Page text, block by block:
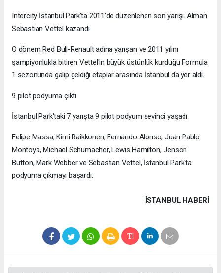
Intercity İstanbul Park'ta 2011'de düzenlenen son yarışı, Alman
Sebastian Vettel kazandı.
O dönem Red Bull-Renault adına yarışan ve 2011 yılını
şampiyonlukla bitiren Vettel'in büyük üstünlük kurduğu Formula
1 sezonunda galip geldiği etaplar arasında İstanbul da yer aldı.
9 pilot podyuma çıktı
İstanbul Park'taki 7 yarışta 9 pilot podyum sevinci yaşadı.
Felipe Massa, Kimi Raikkonen, Fernando Alonso, Juan Pablo
Montoya, Michael Schumacher, Lewis Hamilton, Jenson
Button, Mark Webber ve Sebastian Vettel, İstanbul Park'ta
podyuma çıkmayı başardı.
İSTANBUL HABERİ